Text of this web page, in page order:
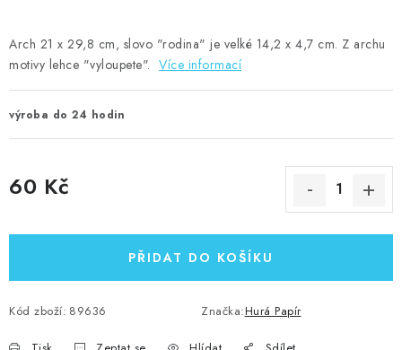
Arch 21 x 29,8 cm, slovo "rodina" je velké 14,2 x 4,7 cm. Z archu
motivy lehce "vyloupete". Více informací
výroba do 24 hodin
60 Kč
PŘIDAT DO KOŠÍKU
Kód zboží: 89636 Značka:Hurá Papír